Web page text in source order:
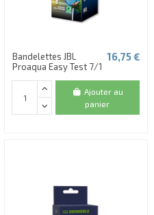
Bandelettes JBL
Proaqua Easy Test 7/1
16,75 €
Ajouter au
panier